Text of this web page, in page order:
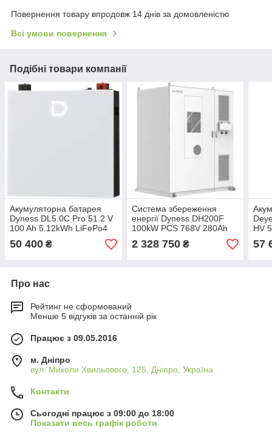
Повернення товару впродовж 14 днів за домовленістю
Всі умови повернення
Подібні товари компанії
Акумуляторна батарея
Dyness DL5.0C Pro 51.2 V
100 Ah 5.12kWh LiFePo4
(DL5.0C Pro)
50 400 ₴
Система збереження
енергії Dyness DH200F
100kW PCS 768V 280Ah
215kWh LiFePO4 IP55,
3x50kW MPPT Fire
2 328 750₴
HV
no
57
Про нас
Рейтинг не сформований
Менше 5 відгуків за останній рік
Працює з 09.05.2016
м. Дніпро
вул. Миколи Хвильового, 125, Дніпро, Україна
Контакти
Сьогодні працює з 09:00 до 18:00
Показати весь графік роботи